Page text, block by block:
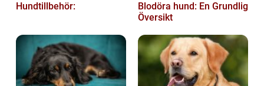
Hundtillbehör:
Blodöra hund: En Grundlig
Översikt